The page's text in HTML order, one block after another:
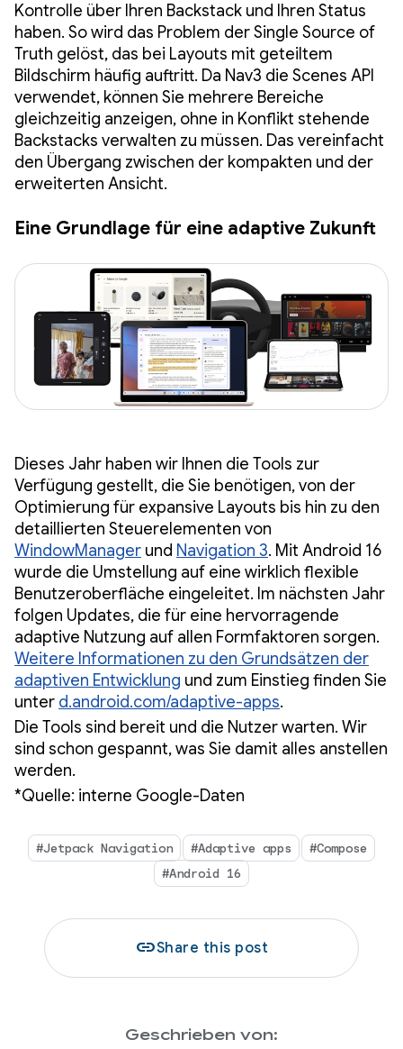
Kontrolle über Ihren Backstack und Ihren Status
haben. So wird das Problem der Single Source of
Truth gelöst, das bei Layouts mit geteiltem
Bildschirm häufig auftritt. Da Nav3 die Scenes API
verwendet, können Sie mehrere Bereiche
gleichzeitig anzeigen, ohne in Konflikt stehende
Backstacks verwalten zu müssen. Das vereinfacht
den Übergang zwischen der kompakten und der
erweiterten Ansicht.
Eine Grundlage für eine adaptive Zukunft
Dieses Jahr haben wir Ihnen die Tools zur
Verfügung gestellt, die Sie benötigen, von der
Optimierung für expansive Layouts bis hin zu den
detaillierten Steuerelementen von
WindowManager und Navigation 3. Mit Android 16
wurde die Umstellung auf eine wirklich flexible
Benutzeroberfläche eingeleitet. Im nächsten Jahr
folgen Updates, die für eine hervorragende
adaptive Nutzung auf allen Formfaktoren sorgen.
Weitere Informationen zu den Grundsätzen der
adaptiven Entwicklung und zum Einstieg finden Sie
unter d.android.com/adaptive-apps.
Die Tools sind bereit und die Nutzer warten. Wir
sind schon gespannt, was Sie damit alles anstellen
werden.
*Quelle: interne Google-Daten
#Jetpack Navigation #Adaptive apps
#Compose
#Android 16
linkShare this post
Geschrieben von: